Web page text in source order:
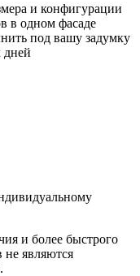
и конфигурации
в одном фасаде
под вашу задумку
дней
и более быстрого
не являются